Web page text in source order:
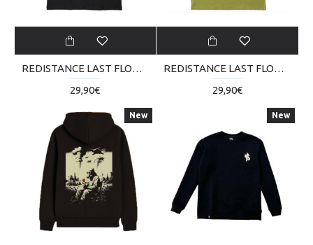
REDISTANCE LAST FLOWER TEE RDU125TB12-2020
29,90€
REDISTANCE LAST FLOWER TEE RDU125TB12-3030
29,90€
New New